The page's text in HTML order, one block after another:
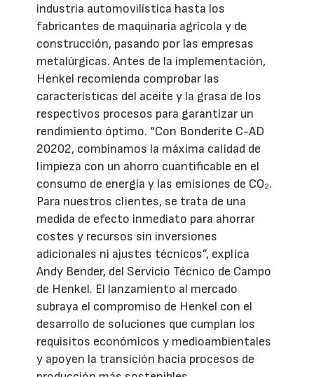
industria automovilística hasta los
fabricantes de maquinaria agrícola y de
construcción, pasando por las empresas
metalúrgicas. Antes de la implementación,
Henkel recomienda comprobar las
características del aceite y la grasa de los
respectivos procesos para garantizar un
rendimiento óptimo. “Con Bonderite C-AD
20202, combinamos la máxima calidad de
limpieza con un ahorro cuantificable en el
consumo de energía y las emisiones de CO₂.
Para nuestros clientes, se trata de una
medida de efecto inmediato para ahorrar
costes y recursos sin inversiones
adicionales ni ajustes técnicos”, explica
Andy Bender, del Servicio Técnico de Campo
de Henkel. El lanzamiento al mercado
subraya el compromiso de Henkel con el
desarrollo de soluciones que cumplan los
requisitos económicos y medioambientales
y apoyen la transición hacia procesos de